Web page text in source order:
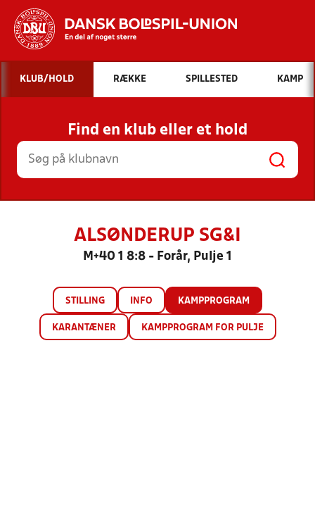
Hvad vil du søge efter?
INDHOLD OG NYHEDER
STILLINGER, RESULTATER, KLUBBER OG
HOLD
KLUB/HOLD RÆKKE SPILLESTED KAMP
Find en klub eller et hold
ALSØNDERUP SG&I
M+40 1 8:8 - Forår, Pulje 1
STILLING INFO KAMPPROGRAM
KARANTÆNER KAMPPROGRAM FOR PULJE